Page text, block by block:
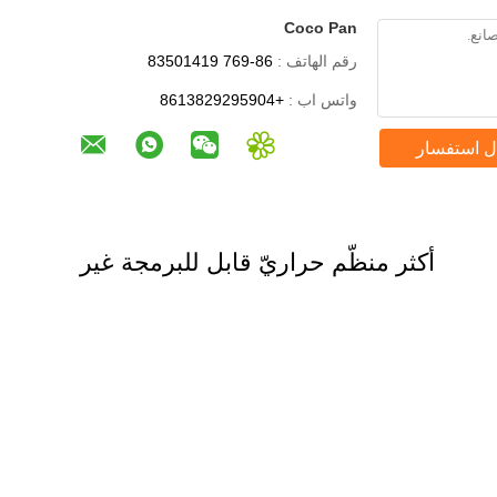
Coco Pan
رقم الهاتف :
واتس اب : +8613829295904
استفسار
أكثر منظّم حراريّ قابل للبرمجة غير